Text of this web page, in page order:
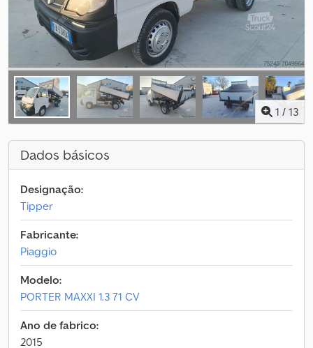
1 / 13
Dados básicos
Designação:
Tipper
Fabricante:
Piaggio
Modelo:
PORTER MAXXI 1.3 71 CV
Ano de fabrico:
2015